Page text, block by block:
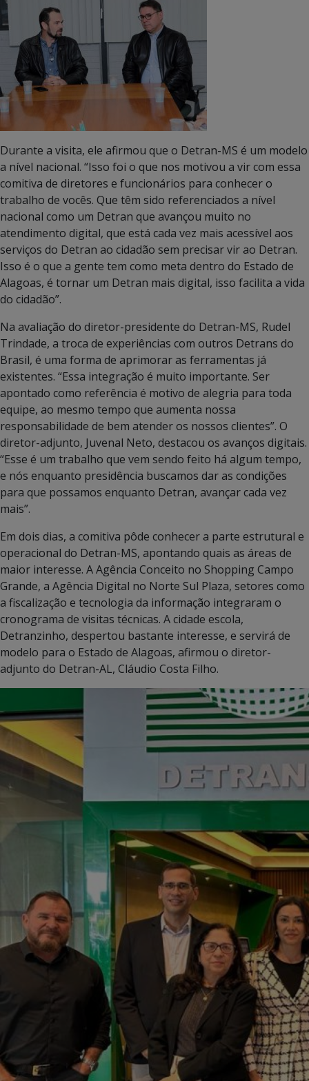
Durante a visita, ele afirmou que o Detran-MS é um modelo
a nível nacional. “Isso foi o que nos motivou a vir com essa
comitiva de diretores e funcionários para conhecer o
trabalho de vocês. Que têm sido referenciados a nível
nacional como um Detran que avançou muito no
atendimento digital, que está cada vez mais acessível aos
serviços do Detran ao cidadão sem precisar vir ao Detran.
Isso é o que a gente tem como meta dentro do Estado de
Alagoas, é tornar um Detran mais digital, isso facilita a vida
do cidadão”.
Na avaliação do diretor-presidente do Detran-MS, Rudel
Trindade, a troca de experiências com outros Detrans do
Brasil, é uma forma de aprimorar as ferramentas já
existentes. “Essa integração é muito importante. Ser
apontado como referência é motivo de alegria para toda
equipe, ao mesmo tempo que aumenta nossa
responsabilidade de bem atender os nossos clientes”. O
diretor-adjunto, Juvenal Neto, destacou os avanços digitais.
“Esse é um trabalho que vem sendo feito há algum tempo,
e nós enquanto presidência buscamos dar as condições
para que possamos enquanto Detran, avançar cada vez
mais”.
Em dois dias, a comitiva pôde conhecer a parte estrutural e
operacional do Detran-MS, apontando quais as áreas de
maior interesse. A Agência Conceito no Shopping Campo
Grande, a Agência Digital no Norte Sul Plaza, setores como
a fiscalização e tecnologia da informação integraram o
cronograma de visitas técnicas. A cidade escola,
Detranzinho, despertou bastante interesse, e servirá de
modelo para o Estado de Alagoas, afirmou o diretor-
adjunto do Detran-AL, Cláudio Costa Filho.